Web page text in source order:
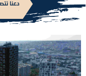
دعنا